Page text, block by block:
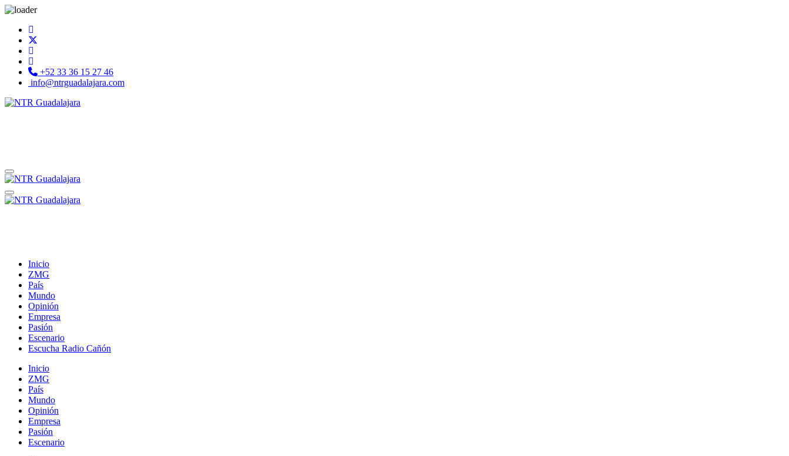
+52 33 36 15 27 46
info@ntrguadalajara.com
Inicio
ZMG
País
Mundo
Opinión
Empresa
Pasión
Escenario
Escucha Radio Cañón
Inicio
ZMG
País
Mundo
Opinión
Empresa
Pasión
Escenario